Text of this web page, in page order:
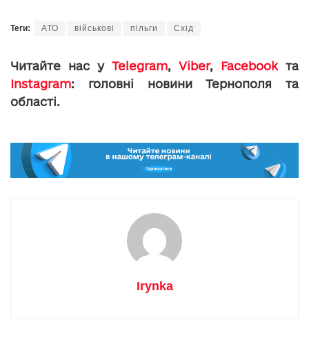
Теги: АТО військові пільги Схід
Читайте нас у Telegram, Viber, Facebookта
Instagram: головні новини Тернополя та
області.
Irynka